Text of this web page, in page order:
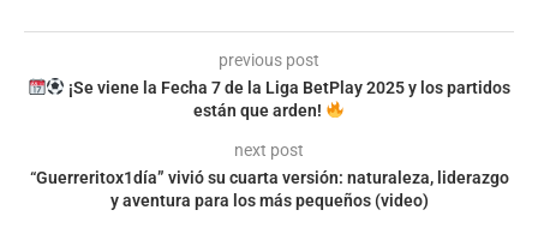
previous post
¡Se viene la Fecha 7 de la Liga BetPlay 2025 y los partidos
están que arden!
next post
“Guerreritox1día” vivió su cuarta versión: naturaleza, liderazgo
y aventura para los más pequeños (video)